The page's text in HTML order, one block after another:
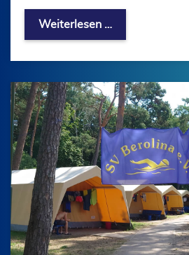
Weiterlesen …